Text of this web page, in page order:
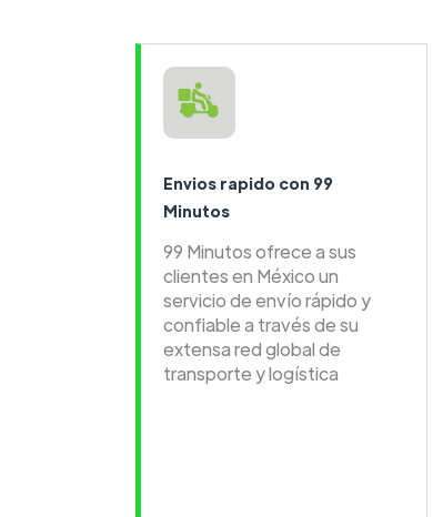
Envios rapido con 99
Minutos
99 Minutos ofrece a sus
clientes en México un
servicio de envío rápido y
confiable a través de su
extensa red global de
transporte y logística